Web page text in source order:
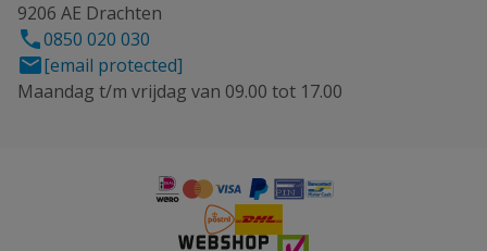
9206 AE Drachten
0850 020 030
[email protected]
Maandag t/m vrijdag van 09.00 tot 17.00